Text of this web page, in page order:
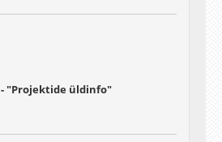
- "Projektide üldinfo"